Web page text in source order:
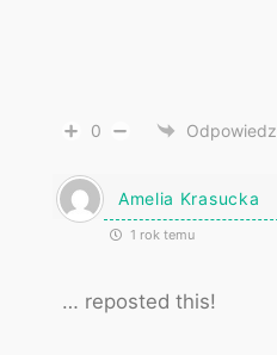
0 Odpowiedz
Amelia Krasucka
1 rok temu
… reposted this!